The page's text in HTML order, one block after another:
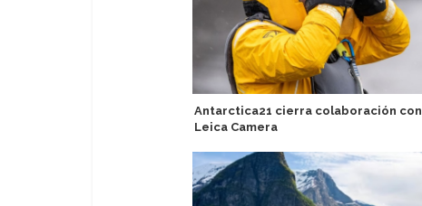
Antarctica21 cierra colaboración con
Leica Camera